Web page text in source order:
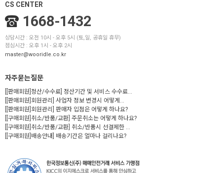
CS CENTER
1668-1432
상담시간 : 오전 10시 - 오후 5시 (토,일, 공휴일 휴무)
점심시간 : 오후 1시 - 오후 2시
master@wooridle.co.kr
자주묻는질문
[[판매회원]정산/수수료] 정산기간 및 서비스 수수료...
[[판매회원]회원관리] 사업자 정보 변경시 어떻게...
[[판매회원]회원관리] 판매자 입점은 어떻게 하나요?
[[구매회원]취소/반품/교환] 주문취소는 어떻게 하나요?
[[구매회원]취소/반품/교환] 취소/반품시 선결제한 ...
[[구매회원]배송안내] 배송기간은 얼마나 걸리나요?